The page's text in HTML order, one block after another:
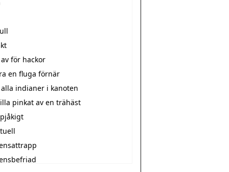
för hackor
en fluga förnär
indianer i kanoten
pinkat av en trähäst